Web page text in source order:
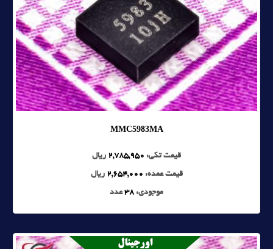
MMC5983MA
قیمت تکی: 2,785,950 ریال
قیمت عمده: 2,654,000 ریال
موجودی: 38عدد